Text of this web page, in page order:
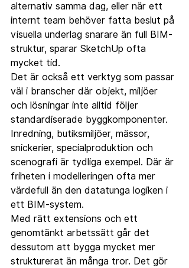
alternativ samma dag, eller när ett
internt team behöver fatta beslut på
visuella underlag snarare än full BIM-
struktur, sparar SketchUp ofta
mycket tid.
Det är också ett verktyg som passar
väl i branscher där objekt, miljöer
och lösningar inte alltid följer
standardiserade byggkomponenter.
Inredning, butiksmiljöer, mässor,
snickerier, specialproduktion och
scenografi är tydliga exempel. Där är
friheten i modelleringen ofta mer
värdefull än den datatunga logiken i
ett BIM-system.
Med rätt extensions och ett
genomtänkt arbetssätt går det
dessutom att bygga mycket mer
strukturerat än många tror. Det gör